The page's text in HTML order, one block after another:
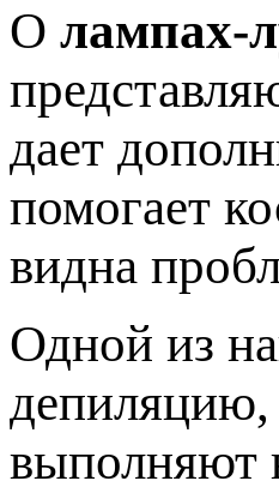
О лампах-
дает
помогает
видна
Одной из
депиляцию,
выполняют